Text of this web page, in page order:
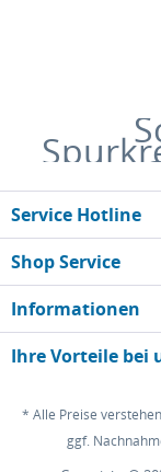
Service Hotline
Shop Service
Informationen
Ihre Vorteile bei
* Alle Preise
ggf.